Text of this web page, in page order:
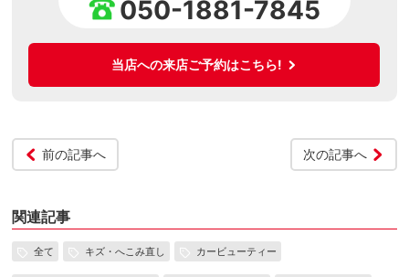
050-1881-7845
当店への来店ご予約はこちら!
前の記事へ 次の記事へ
関連記事
全て キズ・へこみ直し カービューティー